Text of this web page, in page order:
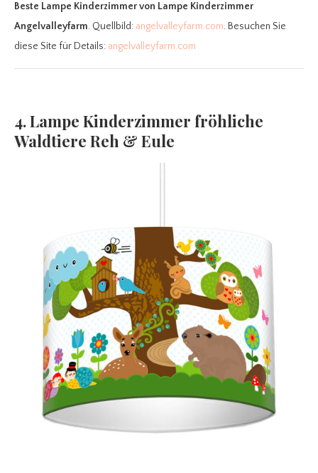
Beste Lampe Kinderzimmervon Lampe Kinderzimmer
Angelvalleyfarm. Quellbild: angelvalleyfarm.com. Besuchen Sie
diese Site für Details: angelvalleyfarm.com
4. Lampe Kinderzimmer fröhliche
Waldtiere Reh & Eule